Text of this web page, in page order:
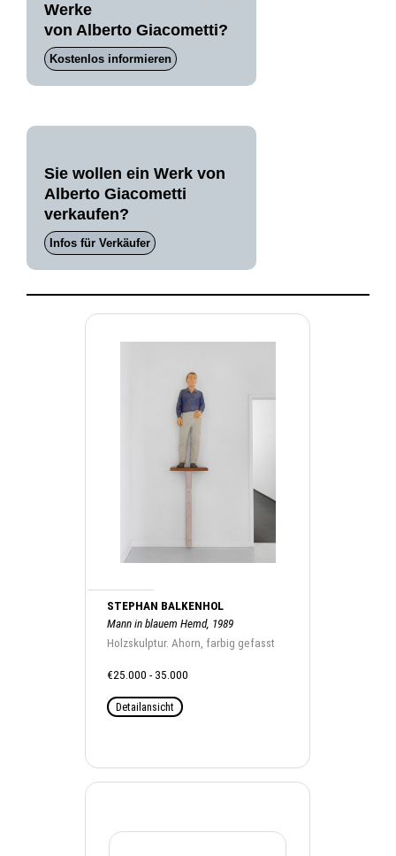
Werke
von Alberto Giacometti?
Kostenlos informieren
Sie wollen ein Werk von
Alberto Giacometti
verkaufen?
Infos für Verkäufer
STEPHAN BALKENHOL
Mann in blauem Hemd, 1989
Holzskulptur. Ahorn, farbig gefasst
€25.000 - 35.000
Detailansicht